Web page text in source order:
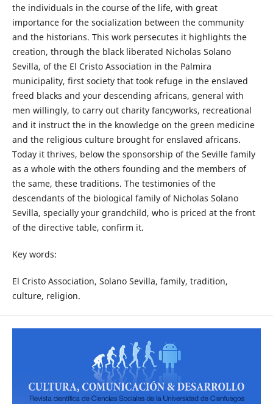
the individuals in the course of the life, with great
importance for the socialization between the community
and the historians. This work persecutes it highlights the
creation, through the black liberated Nicholas Solano
Sevilla, of the El Cristo Association in the Palmira
municipality, first society that took refuge in the enslaved
freed blacks and your descending africans, general with
men willingly, to carry out charity fancyworks, recreational
and it instruct the in the knowledge on the green medicine
and the religious culture brought for enslaved africans.
Today it thrives, below the sponsorship of the Seville family
as a whole with the others founding and the members of
the same, these traditions. The testimonies of the
descendants of the biological family of Nicholas Solano
Sevilla, specially your grandchild, who is priced at the front
of the directive table, confirm it.
Key words:
El Cristo Association, Solano Sevilla, family, tradition,
culture, religion.